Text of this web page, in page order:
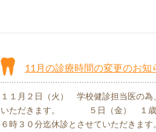
11月の診療時間の変更のお知
１１月２日（火） 学校健診担当医の為
いただきます。 ５日（金） １歳半
６時３０分迄休診とさせていただき